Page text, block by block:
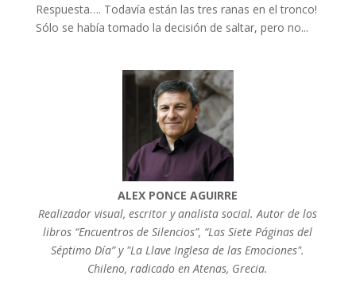
Respuesta…. Todavía están las tres ranas en el tronco!
Sólo se había tomado la decisión de saltar, pero no...
ALEX PONCE AGUIRRE
Realizador visual, escritor y analista social. Autor de los
libros “Encuentros de Silencios”, “Las Siete Páginas del
Séptimo Día” y "La Llave Inglesa de las Emociones".
Chileno, radicado en Atenas, Grecia.